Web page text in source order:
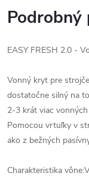
Podrobný
EASY FRESH 2.0 -
Vonný kryt pre
dostatočne silný na
2-3 krát viac
Pomocou vrtuľky v
ako z bežných
Charakteristika